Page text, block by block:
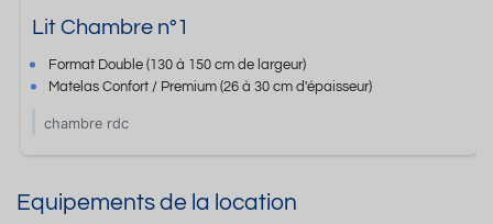
Lit Chambre n°1
Format Double (130 à 150 cm de largeur)
Matelas Confort / Premium(26 à 30 cm d'épaisseur)
chambre rdc
Equipements de la location